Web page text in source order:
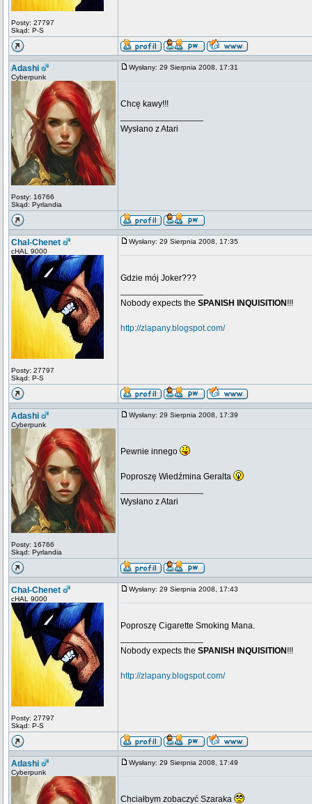
Posty: 27797
Skąd: P-S
Adashi
Cyberpunk
Posty: 16766
Skąd: Pyrlandia
Wysłany: 29 Sierpnia 2008, 17:31
Chcę kawy!!!
Wysłano z Atari
Chal-Chenet
cHAL 9000
Posty: 27797
Skąd: P-S
Wysłany: 29 Sierpnia 2008, 17:35
Gdzie mój Joker???
Nobody expects the SPANISH INQUISITION !!!
http://zlapany.blogspot.com/
Adashi
Cyberpunk
Posty: 16766
Skąd: Pyrlandia
Wysłany: 29 Sierpnia 2008, 17:39
Pewnie innego
Poproszę Wiedźmina Geralta
Wysłano z Atari
Chal-Chenet
cHAL 9000
Posty: 27797
Skąd: P-S
Wysłany: 29 Sierpnia 2008, 17:43
Poproszę Cigarette Smoking Mana.
Nobody expects the SPANISH INQUISITION !!!
http://zlapany.blogspot.com/
Adashi
Cyberpunk
Wysłany: 29 Sierpnia 2008, 17:49
Chciałbym zobaczyć Szaraka